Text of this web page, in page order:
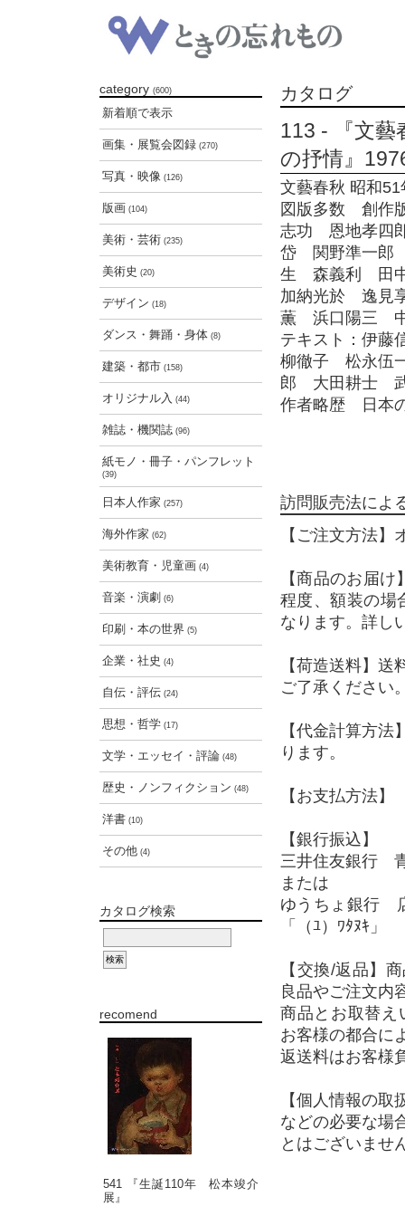
category (600)
新着順で表示
画集・展覧会図録 (270)
写真・映像 (126)
版画 (104)
美術・芸術 (235)
美術史 (20)
デザイン (18)
ダンス・舞踊・身体 (8)
建築・都市 (158)
オリジナル入 (44)
雑誌・機関誌 (96)
紙モノ・冊子・パンフレット
(39)
日本人作家 (257)
海外作家 (62)
美術教育・児童画 (4)
音楽・演劇 (6)
印刷・本の世界 (5)
企業・社史 (4)
自伝・評伝 (24)
思想・哲学 (17)
文学・エッセイ・評論 (48)
歴史・ノンフィクション (48)
洋書 (10)
その他 (4)
カタログ検索
recomend
541 『生誕110年 松本竣介
展』
カタログ
113 - 『文
の抒情』
文藝春秋 昭和
図版多数 創作
志功 恩地孝
岱 関野準一
生 森義利 田
加納光於 逸
薫 浜口陽三
テキスト：伊
柳徹子 松永
郎 大田耕士
作者略歴 日本
訪問販売法によ
【ご注文方法
【商品のお届
程度、額装の場
なります。詳し
【荷造送料】
ご了承ください
【代金計算方
ります。
【お支払方法】
【銀行振込】
三井住友銀行
または
ゆうちょ銀行
「（ﾕ）ﾜﾀﾇｷ」
【交換/返品】
良品やご注文内
商品とお取替え
お客様の都合に
返送料はお客様
【個人情報の
などの必要な場
とはございませ